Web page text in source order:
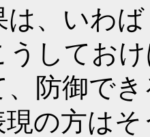
は、いわ
うしてお
、防御で
現の方は